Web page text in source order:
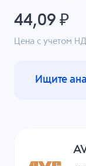
44,09 ₽
Цена с учетом
Ищите